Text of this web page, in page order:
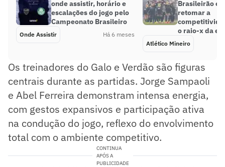
onde assistir, horário e
escalações do jogo pelo
Campeonato Brasileiro
Onde Assistir Há 6 meses
Brasileirão
retomar a
o raio-x da
Atlético Mineiro
Os treinadores do Galo e Verdão são figuras
centrais durante as partidas. Jorge Sampaoli
e Abel Ferreira demonstram intensa energia,
com gestos expansivos e participação ativa
na condução do jogo, reflexo do envolvimento
total com o ambiente competitivo.
CONTINUA
APÓS A
PUBLICIDADE